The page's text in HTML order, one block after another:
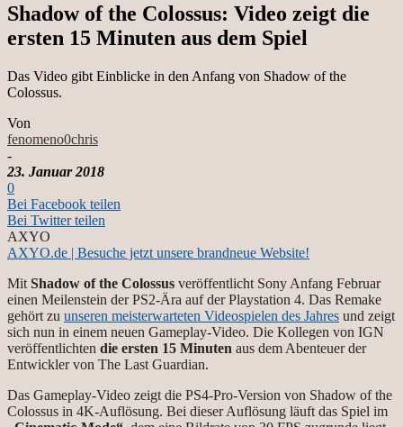
Shadow of the Colossus: Video zeigt die
ersten 15 Minuten aus dem Spiel
Das Video gibt Einblicke in den Anfang von Shadow of the
Colossus.
Von
fenomeno0chris
-
23. Januar 2018
0
Bei Facebook teilen
Bei Twitter teilen
AXYO
AXYO.de | Besuche jetzt unsere brandneue Website!
Mit Shadow of the Colossus veröffentlicht Sony Anfang Februar
einen Meilenstein der PS2-Ära auf der Playstation 4. Das Remake
gehört zu unseren meisterwarteten Videospielen des Jahres und zeigt
sich nun in einem neuen Gameplay-Video. Die Kollegen von IGN
veröffentlichten die ersten 15 Minuten aus dem Abenteuer der
Entwickler von The Last Guardian.
Das Gameplay-Video zeigt die PS4-Pro-Version von Shadow of the
Colossus in 4K-Auflösung. Bei dieser Auflösung läuft das Spiel im